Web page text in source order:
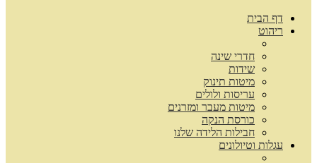
דף הבית
ריהוט
חדרי שינה
שידות
מיטות תינוק
עריסות ולולים
מיטות מעבר ומזרנים
כורסת הנקה
חבילות הלידה שלנו
עגלות וטיולונים